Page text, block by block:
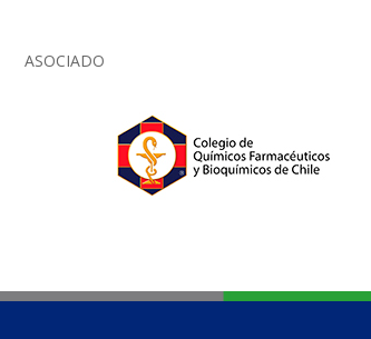
ASOCIADO